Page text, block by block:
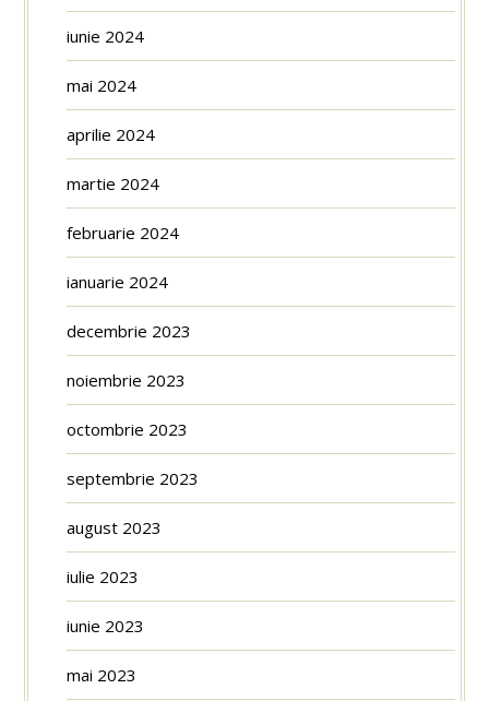
iunie 2024
mai 2024
aprilie 2024
martie 2024
februarie 2024
ianuarie 2024
decembrie 2023
noiembrie 2023
octombrie 2023
septembrie 2023
august 2023
iulie 2023
iunie 2023
mai 2023